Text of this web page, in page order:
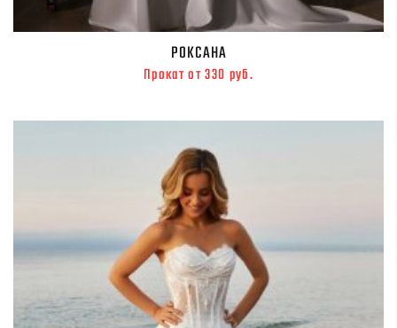
РОКСАНА
Прокат от 330 руб.